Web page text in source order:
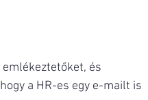
és
a HR-es egy e-mailt is